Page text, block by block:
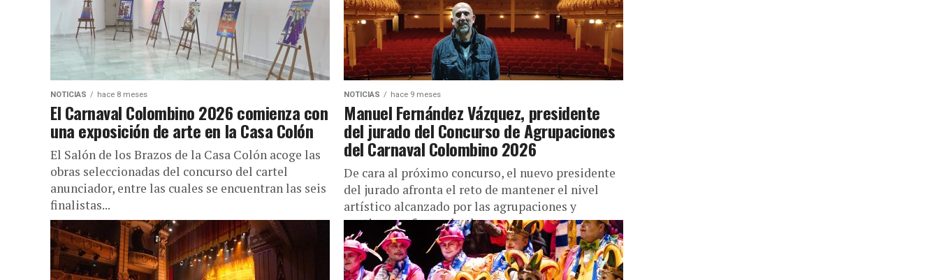
NOTICIAS hace 8 meses
El Carnaval Colombino 2026 comienza con
una exposición de arte en la Casa Colón
El Salón de los Brazos de la Casa Colón acoge las
obras seleccionadas del concurso del cartel
anunciador, entre las cuales se encuentran las seis
finalistas...
NOTICIAS hace 9 meses
Manuel Fernández Vázquez, presidente
del jurado del Concurso de Agrupaciones
del Carnaval Colombino 2026
De cara al próximo concurso, el nuevo presidente
del jurado afronta el reto de mantener el nivel
artístico alcanzado por las agrupaciones y
continuar reforzando el...